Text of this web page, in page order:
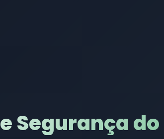
Segurança do